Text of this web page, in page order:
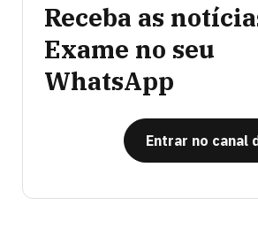
Receba as
Exame no seu
WhatsApp
Entrar no canal